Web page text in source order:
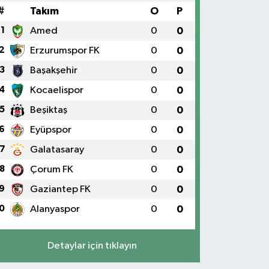
Takım O P
1 Amed 0 0
Erzurumspor FK 0 0
3 Başakşehir 0 0
Kocaelispor 0 0
5 Beşiktaş 0 0
Eyüpspor 0 0
7 Galatasaray 0 0
8 Çorum FK 0 0
Gaziantep FK 0 0
Alanyaspor 0 0
Detaylar için tıklayın